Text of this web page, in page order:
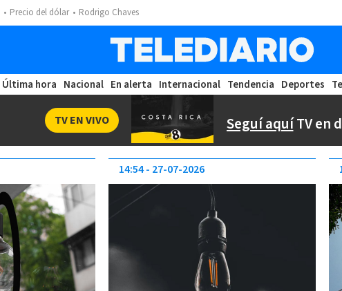
Precio del dólar Rodrigo Chaves
Última hora Nacional En alerta Internacional Tendencia Deportes
Seguí aquíTV en
TV EN VIVO
14:54 27-07-2026